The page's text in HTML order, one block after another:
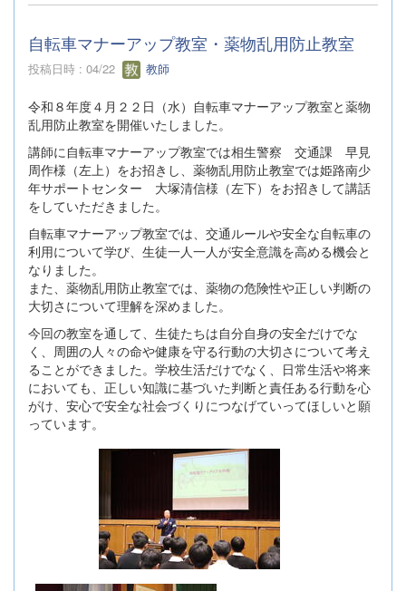
自転車マナーアップ教室・薬物乱用防止教室
投稿日時 : 04/22 教師
令和８年度４月２２日（水）自転車マナーアップ教室と薬物
乱用防止教室を開催いたしました。
講師に自転車マナーアップ教室では相生警察 交通課 早見
周作様（左上）をお招きし、薬物乱用防止教室では姫路南少
年サポートセンター 大塚清信様（左下）をお招きして講話
をしていただきました。
自転車マナーアップ教室では、交通ルールや安全な自転車の
利用について学び、生徒一人一人が安全意識を高める機会と
なりました。
また、薬物乱用防止教室では、薬物の危険性や正しい判断の
大切さについて理解を深めました。
今回の教室を通して、生徒たちは自分自身の安全だけでな
く、周囲の人々の命や健康を守る行動の大切さについて考え
ることができました。学校生活だけでなく、日常生活や将来
においても、正しい知識に基づいた判断と責任ある行動を心
がけ、安心で安全な社会づくりにつなげていってほしいと願
っています。